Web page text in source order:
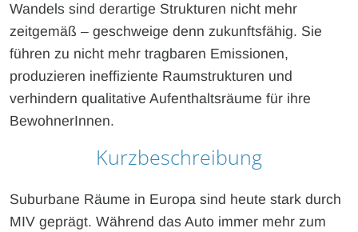
Wandels sind derartige Strukturen nicht mehr
zeitgemäß – geschweige denn zukunftsfähig. Sie
führen zu nicht mehr tragbaren Emissionen,
produzieren ineffiziente Raumstrukturen und
verhindern qualitative Aufenthaltsräume für ihre
BewohnerInnen.
Kurzbeschreibung
Suburbane Räume in Europa sind heute stark durch
MIV geprägt. Während das Auto immer mehr zum